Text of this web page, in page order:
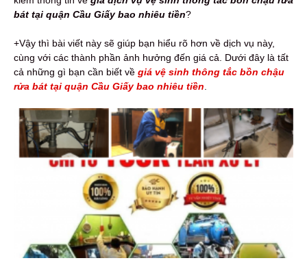
bát tại quận Cầu Giấy bao nhiêu tiền?
+Vậy thì bài viết này sẽ giúp bạn hiểu rõ hơn về dịch vụ này,
cùng với các thành phần ảnh hưởng đến giá cả. Dưới đây là tất
cả những gì bạn cần biết về giá vệ sinh thông tắc bồn chậu
rửa bát tại quận Cầu Giấy bao nhiêu tiền